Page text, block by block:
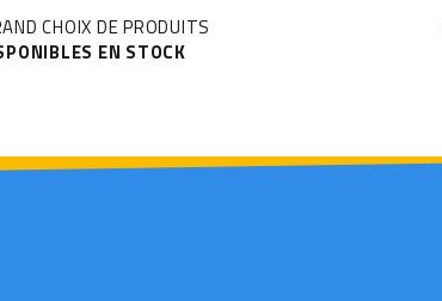
CHOIX DE PRODUITS
EN STOCK